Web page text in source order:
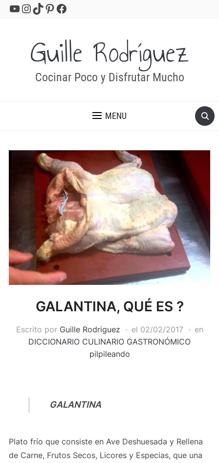
YouTube
Instagram
TikTok
Pinterest
Facebook
Guille Rodríguez
Cocinar Poco y Disfrutar Mucho
MENU
GALANTINA, QUÉ ES ?
Escrito por Guille Rodriguez el 02/02/2017
en
DICCIONARIO CULINARIO GASTRONÓMICO
pilpileando
GALANTINA
Plato frío que consiste en Ave Deshuesada y Rellena
de Carne, Frutos Secos, Licores y Especias, que una